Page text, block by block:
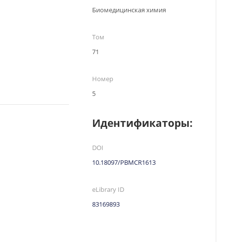
Биомедицинская химия
Том
71
Номер
5
Идентификаторы:
DOI
10.18097/PBMCR1613
eLibrary ID
83169893